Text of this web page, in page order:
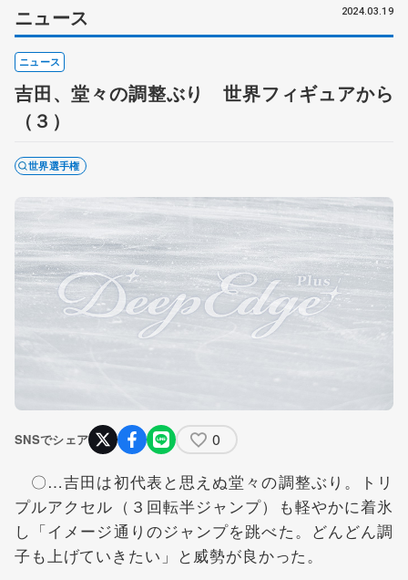
ニュース 2024.03.19
ニュース
吉田、堂々の調整ぶり 世界フィギュアから
（３）
世界選手権
SNSでシェア 0
〇…吉田は初代表と思えぬ堂々の調整ぶり。トリ
プルアクセル（３回転半ジャンプ）も軽やかに着氷
し「イメージ通りのジャンプを跳べた。どんどん調
子も上げていきたい」と威勢が良かった。